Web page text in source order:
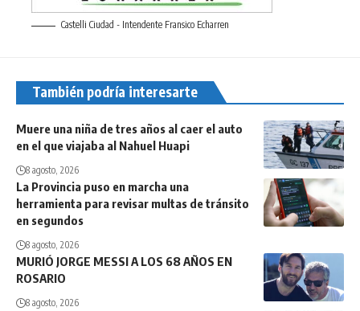
Castelli Ciudad - Intendente Fransico Echarren
También podría interesarte
Muere una niña de tres años al caer el auto
en el que viajaba al Nahuel Huapi
8 agosto, 2026
La Provincia puso en marcha una
herramienta para revisar multas de tránsito
en segundos
8 agosto, 2026
MURIÓ JORGE MESSI A LOS 68 AÑOS EN
ROSARIO
8 agosto, 2026